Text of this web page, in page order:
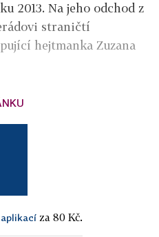
2013. Na jeho odchod z
straničtí
hejtmanka Zuzana
za 80 Kč.